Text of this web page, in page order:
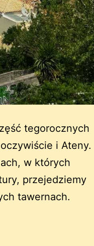
tegorocznych
i Ateny.
w których
przejedziemy
tawernach.